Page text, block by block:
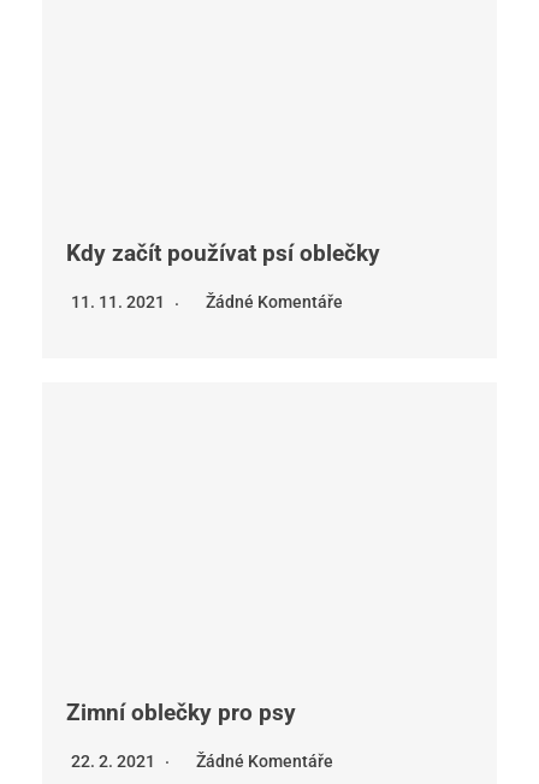
Kdy začít používat psí oblečky
11. 11. 2021 Žádné Komentáře
Zimní oblečky pro psy
22. 2. 2021 Žádné Komentáře